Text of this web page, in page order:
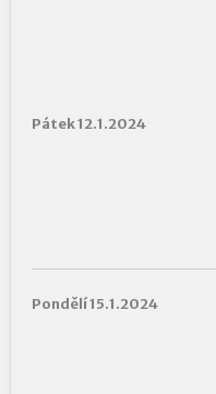
Pátek 12.1.2024
Pondělí 15.1.2024